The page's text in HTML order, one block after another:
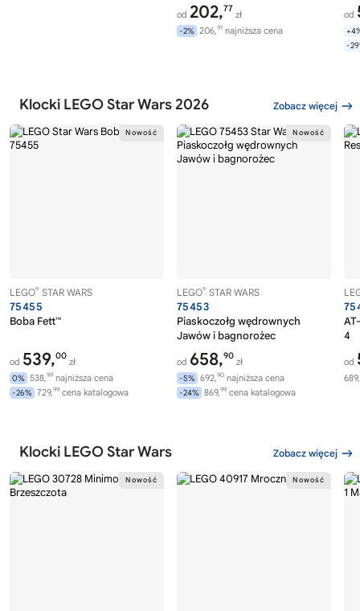
od 202,77
zł
-2% 206,91 najniższa cena
od
-
Klocki LEGO Star Wars 2026 Zobacz więcej
LEGO® STAR WARS
75455
Boba Fett™
od 539,00
zł
0% 538,99 najniższa cena
-26% 729,99 cena katalogowa
LEGO® STAR WARS
75453
Piaskoczołg wędrownych
Jawów i bagnorożec
od 658,90
zł
-5% 692,90 najniższa cena
-24% 869,99 cena katalogowa
4
od
689,
Klocki LEGO Star Wars Zobacz więcej